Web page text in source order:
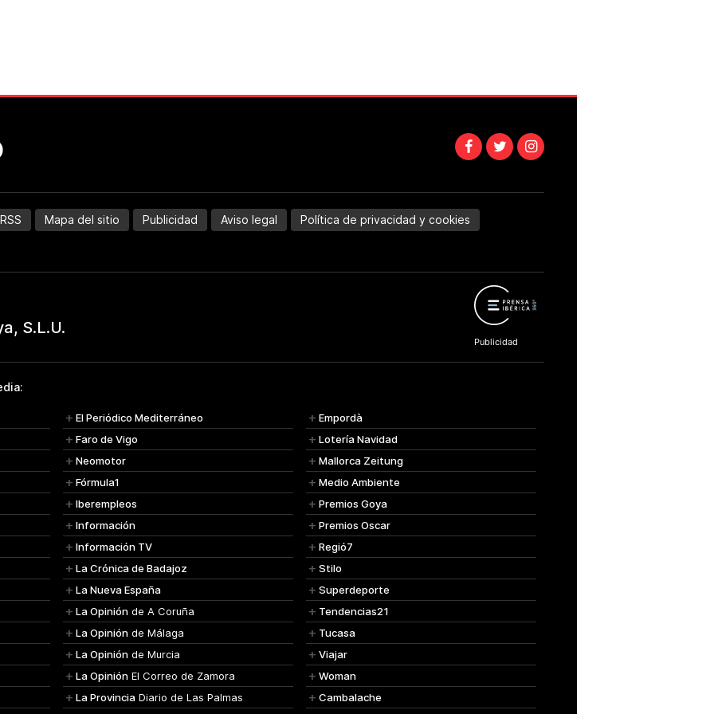
RSS Mapa del sitio Publicidad Aviso legal Política de privacidad y cookies
El Periódico Mediterráneo
Faro de Vigo
Neomotor
Fórmula1
Iberempleos
Información
Información TV
La Crónica de Badajoz
La Nueva España
La Opinión de A Coruña
La Opinión de Málaga
La Opinión de Murcia
La Opinión El Correo de Zamora
La Provincia Diario de Las Palmas
Empordà
Lotería Navidad
Mallorca Zeitung
Medio Ambiente
Premios Goya
Premios Oscar
Regió7
Stilo
Superdeporte
Tendencias21
Tucasa
Viajar
Woman
Cambalache